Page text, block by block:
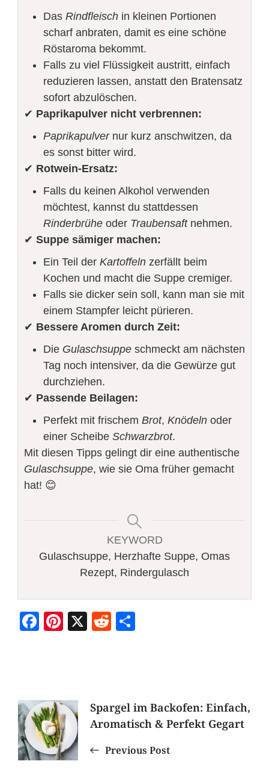
Das Rindfleisch in kleinen Portionen
scharf anbraten, damit es eine schöne
Röstaroma bekommt.
Falls zu viel Flüssigkeit austritt, einfach
reduzieren lassen, anstatt den Bratensatz
sofort abzulöschen.
✔ Paprikapulver nicht verbrennen:
Paprikapulvernur kurz anschwitzen, da
es sonst bitter wird.
✔ Rotwein-Ersatz:
Falls du keinen Alkohol verwenden
möchtest, kannst du stattdessen
Rinderbrühe oder Traubensaftnehmen.
✔ Suppe sämiger machen:
Ein Teil der Kartoffeln zerfällt beim
Kochen und macht die Suppe cremiger.
Falls sie dicker sein soll, kann man sie mit
einem Stampfer leicht pürieren.
✔ Bessere Aromen durch Zeit:
Die Gulaschsuppe schmeckt am nächsten
Tag noch intensiver, da die Gewürze gut
durchziehen.
✔ Passende Beilagen:
Perfekt mit frischem Brot, Knödeln oder
einer Scheibe Schwarzbrot.
Mit diesen Tipps gelingt dir eine authentische
Gulaschsuppe, wie sie Oma früher gemacht
hat! 😊
KEYWORD
Gulaschsuppe, Herzhafte Suppe, Omas
Rezept, Rindergulasch
Facebook
Pinterest
X Reddit
Post
Navigation
Spargel im Backofen: Einfach,
Aromatisch & Perfekt Gegart
Previous Post